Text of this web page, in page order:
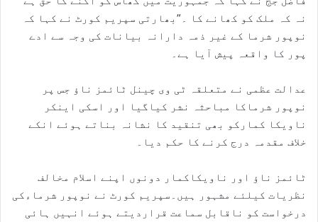
نہ کہ ملک کو کھانے کا ۔”بھارتی سپریم کورٹ نے کہا کہ
نوپور شرما کے غیر ذمہ دارانہ بیانات کی وجہ سے ادے
پور کا واقعہ پیش آیا ہے۔
عدالت عظمی نے متعلقہ ٹی وی چینل ٹائمز ناﺅ جس پر
نوپور شرماکا مباحثہ نشر کیاگیا اور اسکی اینکر
ناویکا کمارکو بھی تنقید کا نشانہ بناتے ہوئے انکے
خلاف مقدمہ درج کرنے کا حکم دیا۔
ٹائمز ناﺅ اور ناویکاکمار دونوں اپنے اسلام مخالف
نظریات کیلئے مشہور ہیں۔سپریم کورٹ نے نوپور شرماءکی
درخواست کو ناقابل سماعت قراردیتے ہوئے انہیں ہائی